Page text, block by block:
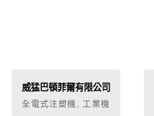
威猛巴頓菲爾有限公司
全電式注塑機, 工業機